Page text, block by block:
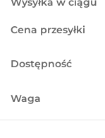
Cena przesyłki
Dostępność
Waga